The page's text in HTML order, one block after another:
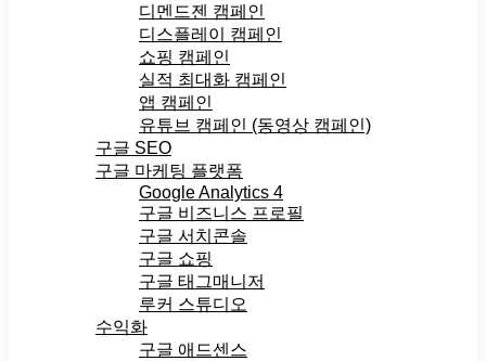
디멘드젠 캠페인
디스플레이 캠페인
쇼핑 캠페인
실적 최대화 캠페인
앱 캠페인
유튜브 캠페인 (동영상 캠페인)
구글 SEO
구글 마케팅 플랫폼
Google Analytics 4
구글 비즈니스 프로필
구글 서치콘솔
구글 쇼핑
구글 태그매니저
루커 스튜디오
수익화
구글 애드센스